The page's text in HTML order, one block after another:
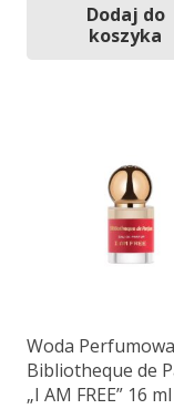
Dodaj do
koszyka
Woda
Bibliotheque de
„I AM FREE” 16 ml